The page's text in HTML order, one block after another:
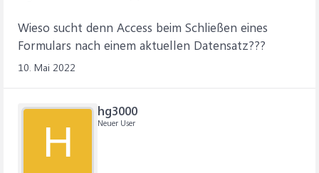
Wieso sucht denn Access beim Schließen eines
Formulars nach einem aktuellen Datensatz???
10. Mai 2022
H
hg3000
Neuer User